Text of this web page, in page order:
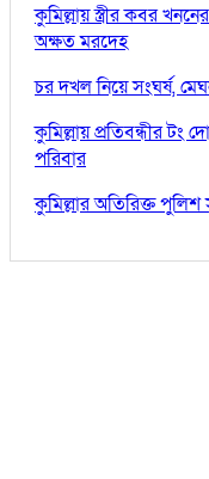
কুমিল্লায় স্ত্রীর কবর
অক্ষত মরদেহ
চর দখল নিয়ে সংঘর্ষ,
কুমিল্লায় প্রতিবন্ধীর টং
পরিবার
কুমিল্লার অতিরিক্ত